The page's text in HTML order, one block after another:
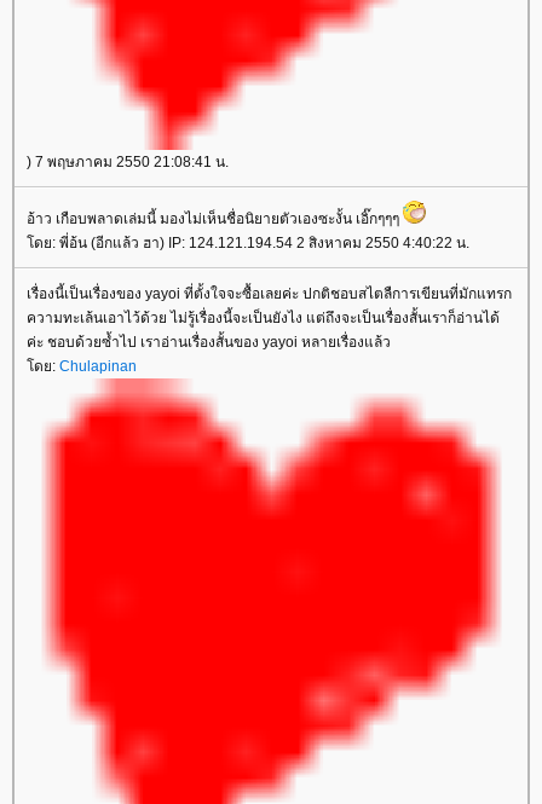
) 7 พฤษภาคม 2550 21:08:41 น.
อ้าว เกือบพลาดเล่มนี้ มองไม่เห็นชื่อนิยายตัวเองซะงั้น เอิ๊กๆๆๆ
ดย: พี่อ้น (อีกแล้ว ฮา) IP: 124.121.194.54 2 สิงหาคม 2550 4:40:22 น.
เรื่องนี้เป็นเรื่องของ yayoi ที่ตั้งใจจะซื้อเลยค่ะ ปกติชอบสไตลืการเขียนที่มักแทรก
ความทะเล้นเอาไว้ด้วย ไม่รู้เรื่องนี้จะเป็นยังไง แต่ถึงจะเป็นเรื่องสั้นเราก็อ่านได้
ค่ะ ชอบด้วยซ้ำไป เราอ่านเรื่องสั้นของ yayoi หลายเรื่องแล้ว
ดย: Chulapinan